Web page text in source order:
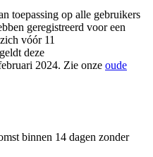
toepassing op alle gebruikers
geregistreerd voor een
vóór 11
deze
2024. Zie onze oude
binnen 14 dagen zonder